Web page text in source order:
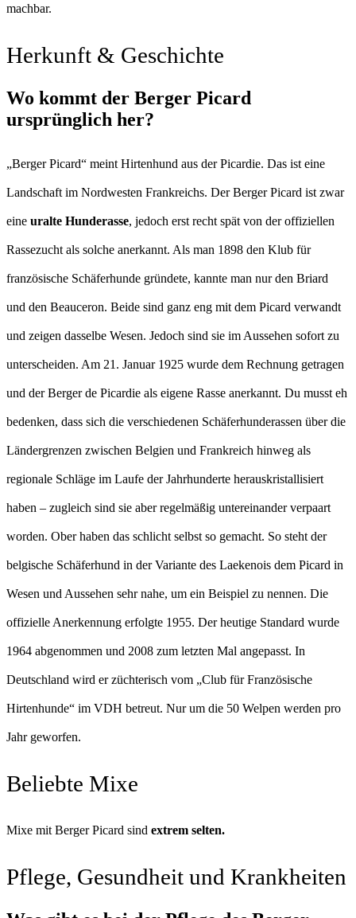
machbar.
Herkunft & Geschichte
Wo kommt der Berger Picard
ursprünglich her?
„Berger Picard“ meint Hirtenhund aus der Picardie. Das ist eine
Landschaft im Nordwesten Frankreichs. Der Berger Picard ist zwar
eine uralte Hunderasse, jedoch erst recht spät von der offiziellen
Rassezucht als solche anerkannt. Als man 1898 den Klub für
französische Schäferhunde gründete, kannte man nur den Briard
und den Beauceron. Beide sind ganz eng mit dem Picard verwandt
und zeigen dasselbe Wesen. Jedoch sind sie im Aussehen sofort zu
unterscheiden. Am 21. Januar 1925 wurde dem Rechnung getragen
und der Berger de Picardie als eigene Rasse anerkannt. Du musst eh
bedenken, dass sich die verschiedenen Schäferhunderassen über die
Ländergrenzen zwischen Belgien und Frankreich hinweg als
regionale Schläge im Laufe der Jahrhunderte herauskristallisiert
haben – zugleich sind sie aber regelmäßig untereinander verpaart
worden. Ober haben das schlicht selbst so gemacht. So steht der
belgische Schäferhund in der Variante des Laekenois dem Picard in
Wesen und Aussehen sehr nahe, um ein Beispiel zu nennen. Die
offizielle Anerkennung erfolgte 1955. Der heutige Standard wurde
1964 abgenommen und 2008 zum letzten Mal angepasst. In
Deutschland wird er züchterisch vom „Club für Französische
Hirtenhunde“ im VDH betreut. Nur um die 50 Welpen werden pro
Jahr geworfen.
Beliebte Mixe
Mixe mit Berger Picard sind extrem selten.
Pflege, Gesundheit und Krankheiten